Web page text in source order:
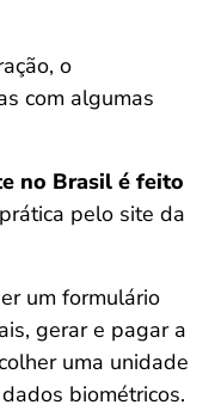
o
com algumas
no Brasil é feito
pelo site da
um formulário
gerar e pagar a
uma unidade
biométricos.